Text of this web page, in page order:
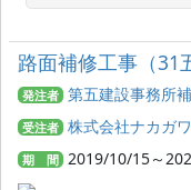
路面補修工事（31
発注者 第五建設事務所
受注者 株式会社ナカガ
期 間 2019/10/15～